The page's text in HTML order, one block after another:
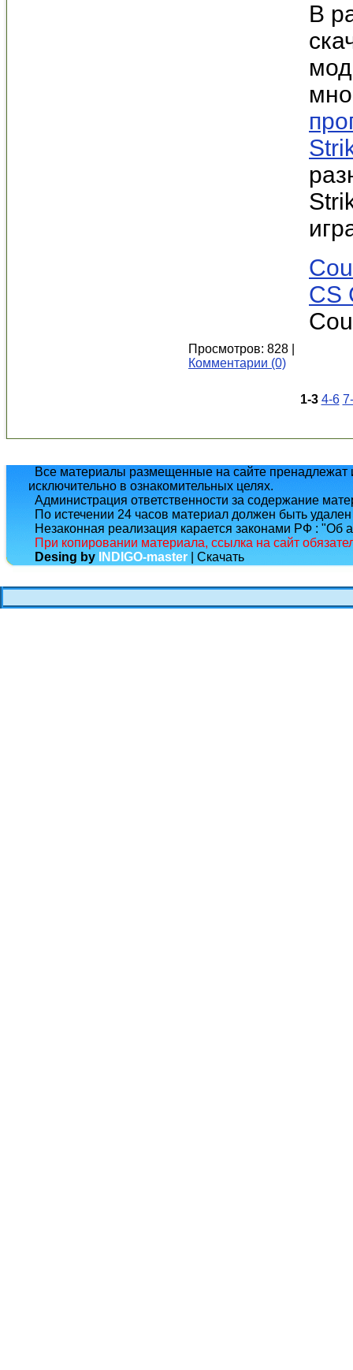
В
CS
Просмотров: 828 |
Комментарии (0)
1-3 4-6
Все материалы размещенные на сайте пренадлежат
исключительно в ознакомительных целях.
Администрация ответственности за содержание
По истечении 24 часов материал должен быть
Незаконная реализация карается законами РФ : "Об
При копировании материала, ссылка на сайт
Desing by
INDIGO-master | Скачать